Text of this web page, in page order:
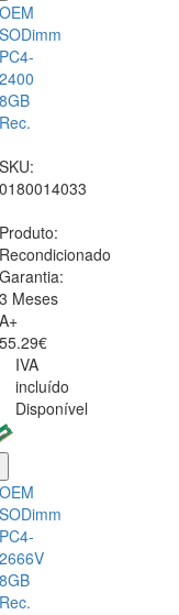
OEM
SODimm
PC4-
2400
8GB
Rec.
SKU:
0180014033
Produto:
Recondicionado
Garantia:
3 Meses
A+
55.29€
IVA
incluído
Disponível
OEM
SODimm
PC4-
2666V
8GB
Rec.